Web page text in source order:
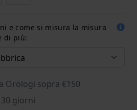
e come si misura la misura
di più:
Orologi sopra €150
giorni